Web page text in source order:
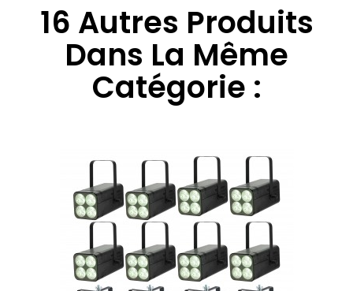
16 Autres Produits
Dans La Même
Catégorie :